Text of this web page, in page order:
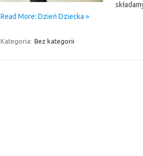
Read More: Dzień Dziecka »
Kategoria: Bez kategorii